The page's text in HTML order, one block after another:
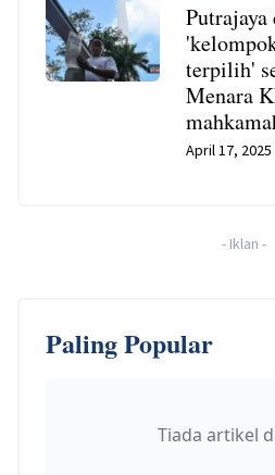
terpilih'
Menara
April 17,
- Iklan -
Paling Popular
Tiada artikel